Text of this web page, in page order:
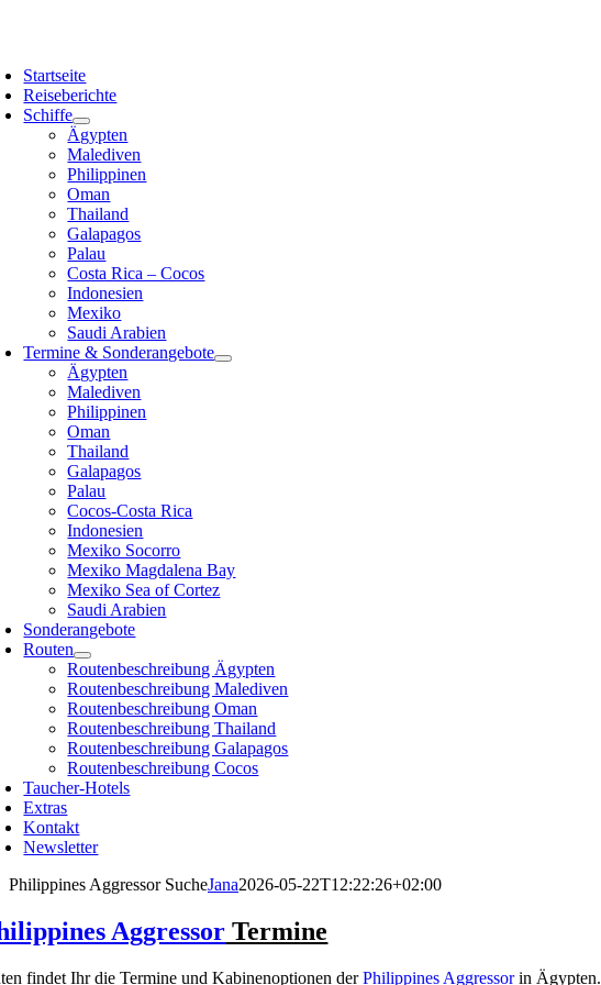
Startseite
Reiseberichte
Schiffe
Ägypten
Malediven
Philippinen
Oman
Thailand
Galapagos
Palau
Costa Rica – Cocos
Indonesien
Mexiko
Saudi Arabien
Termine & Sonderangebote
Ägypten
Malediven
Philippinen
Oman
Thailand
Galapagos
Palau
Cocos-Costa Rica
Indonesien
Mexiko Socorro
Mexiko Magdalena Bay
Mexiko Sea of Cortez
Saudi Arabien
Sonderangebote
Routen
Routenbeschreibung Ägypten
Routenbeschreibung Malediven
Routenbeschreibung Oman
Routenbeschreibung Thailand
Routenbeschreibung Galapagos
Routenbeschreibung Cocos
Taucher-Hotels
Extras
Kontakt
Newsletter
Philippines Aggressor SucheJana2026-05-22T12:22:26+02:00
Aggressor Termine
findet Ihr die Termine und Kabinenoptionen derPhilippines Aggressorin Ägypten.